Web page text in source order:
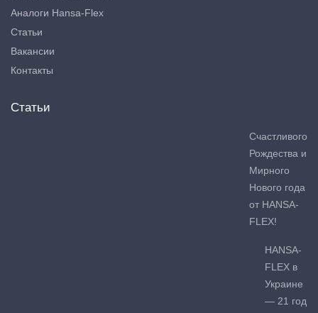
Аналоги Hansa-Flex
Статьи
Вакансии
Контакты
Статьи
Счастливого
Рождества и
Мирного
Нового года
от HANSA-
FLEX!
HANSA-
FLEX в
Украине
— 21 год